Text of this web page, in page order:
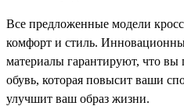
Все предложенные модели
комфорт и стиль.
материалы гарантируют, что вы
обувь, которая повысит ваши
улучшит ваш образ жизни.